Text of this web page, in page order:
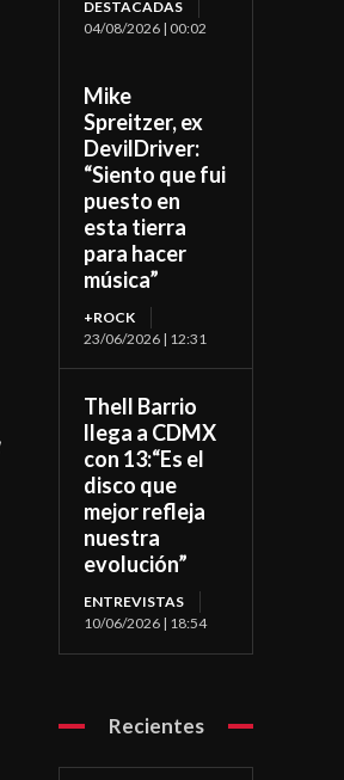
DESTACADAS
04/08/2026 | 00:02
Mike
Spreitzer, ex
DevilDriver:
“Siento que fui
puesto en
esta tierra
para hacer
música”
+ROCK
23/06/2026 | 12:31
Thell Barrio
llega a CDMX
con 13:“Es el
disco que
mejor refleja
nuestra
evolución”
ENTREVISTAS
10/06/2026 | 18:54
Recientes